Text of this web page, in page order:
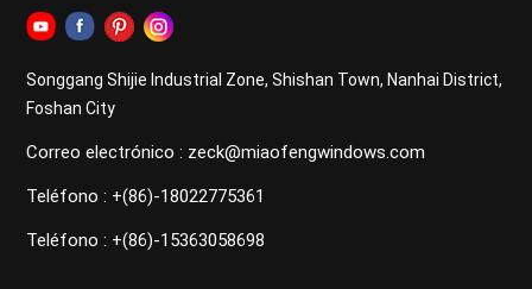
Songgang Shijie Industrial Zone, Shishan Town, Nanhai District,
Foshan City
Correo electrónico : zeck@miaofengwindows.com
Teléfono : +(86)-18022775361
Teléfono : +(86)-15363058698